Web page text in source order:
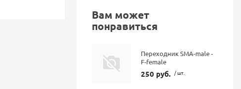
Вам может
понравиться
Переходник SMA-male -
F-female
250 руб. / шт.